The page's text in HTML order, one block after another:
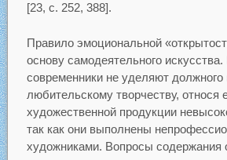
[23, с. 252, 388].
Правило эмоциональной
основу самодеятельного
современники не уделяют должного
любительскому творчеству, относя
художественной продукции
так как они выполнены
художниками. Вопросы содержания